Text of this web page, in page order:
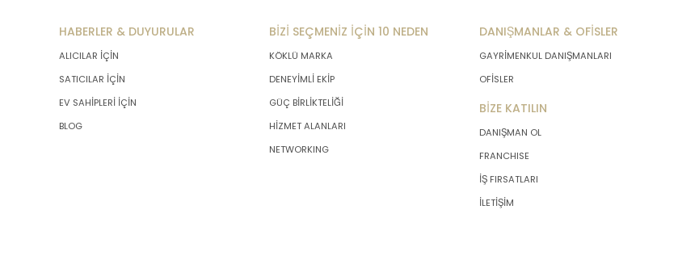
HABERLER & DUYURULAR
ALICILAR İÇİN
SATICILAR İÇİN
EV SAHİPLERİ İÇİN
BLOG
BİZİ SEÇMENİZ İÇİN 10 NEDEN
KÖKLÜ MARKA
DENEYİMLİ EKİP
GÜÇ BİRLİKTELİĞİ
HİZMET ALANLARI
NETWORKING
DANIŞMANLAR & OFİSLER
GAYRİMENKUL DANIŞMANLARI
OFİSLER
BİZE KATILIN
DANIŞMAN OL
FRANCHISE
İŞ FIRSATLARI
İLETİŞİM